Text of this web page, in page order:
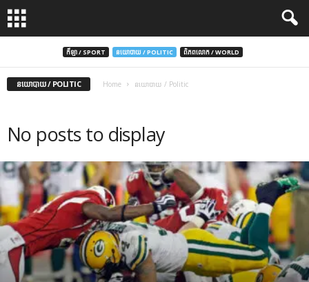
កីឡា / SPORT នយោបាយ / POLITIC ពិភពលោក / WORLD
នយោបាយ / POLITIC Home នយោបាយ / Politic
No posts to display